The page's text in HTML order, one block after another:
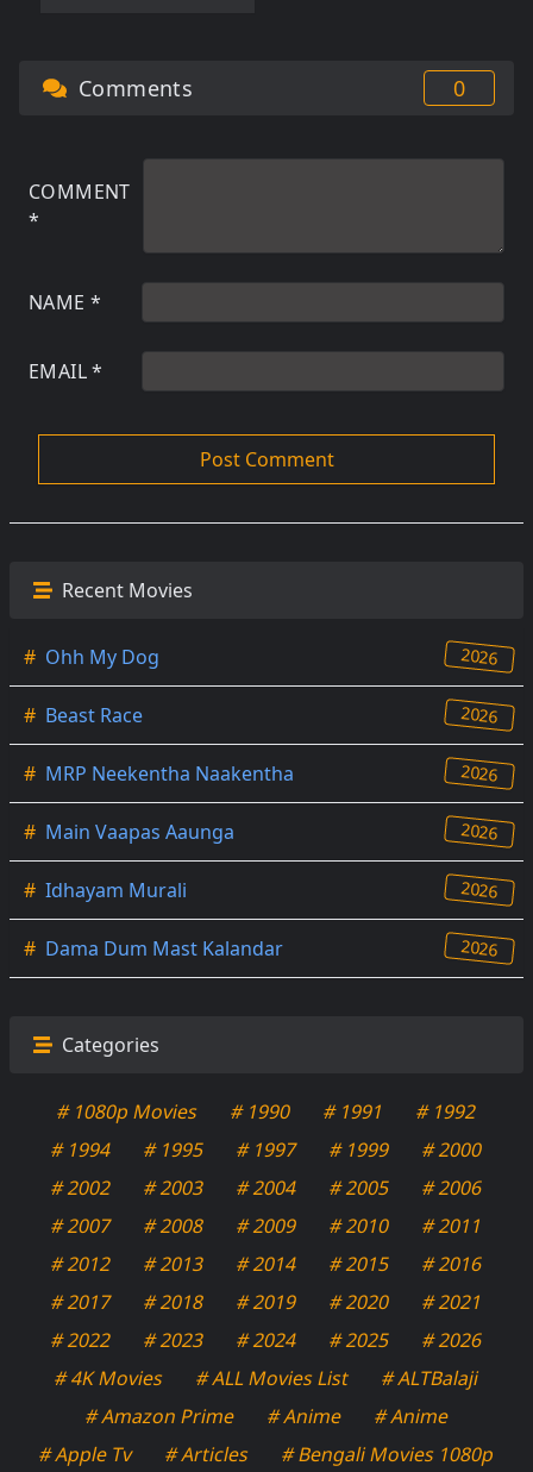
Comments 0
COMMENT
*
NAME *
EMAIL*
Recent Movies
# Ohh My Dog 2026
# Beast Race 2026
# MRP Neekentha Naakentha 2026
# Main Vaapas Aaunga 2026
# Idhayam Murali 2026
# Dama Dum Mast Kalandar 2026
Categories
# 1080p Movies # 1990 # 1991
# 1992
# 1994
# 1995 # 1997 # 1999
# 2000
# 2002
# 2003 # 2004 # 2005
# 2006
# 2007
# 2008 # 2009 # 2010
# 2011
# 2012
# 2013 # 2014 # 2015
# 2016
# 2017
# 2018 # 2019 # 2020
# 2021
# 2022
# 2023 # 2024 # 2025
# 2026
# 4K Movies
# ALL Movies List
# ALTBalaji
# Amazon Prime
# Anime
# Anime
# Apple Tv
# Articles
# Bengali Movies 1080p